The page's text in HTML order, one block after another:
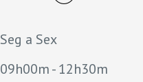
Seg a Sex
09h00m - 12h30m